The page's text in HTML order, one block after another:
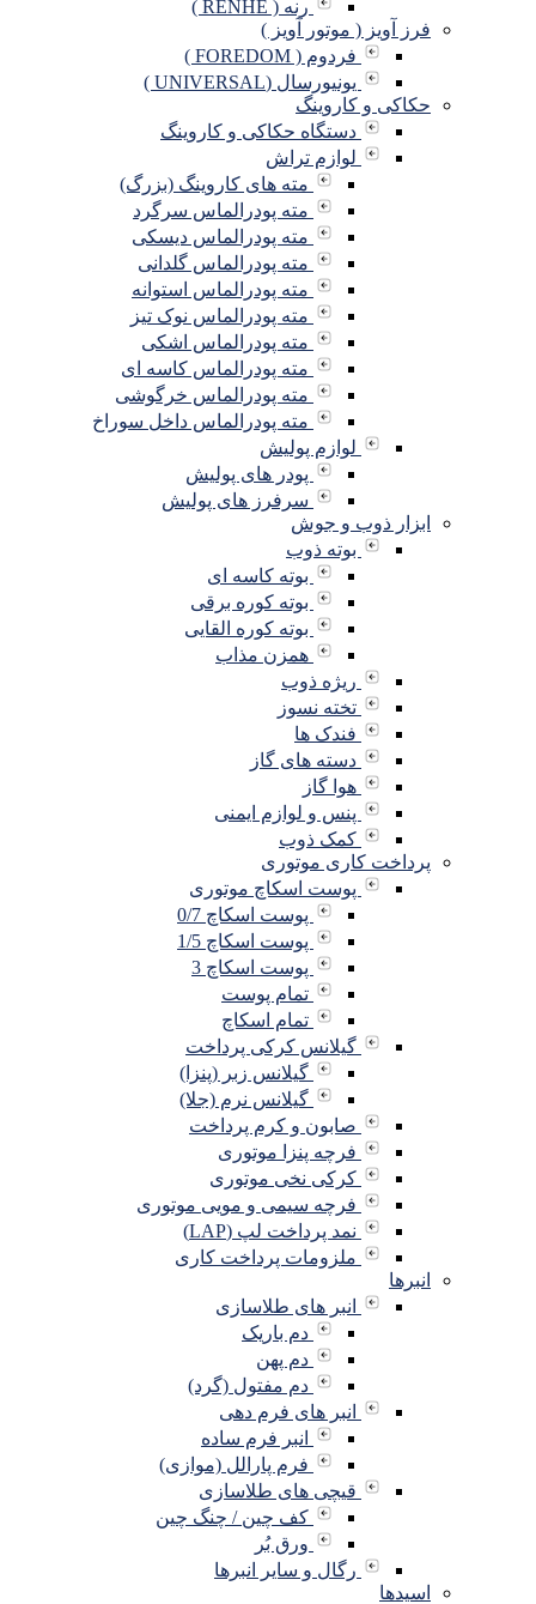
رنه ( RENHE )
فرز آویز ( موتور آویز )
فردوم ( FOREDOM )
یونیورسال (UNIVERSAL )
حکاکی و کاروینگ
دستگاه حکاکی و کاروینگ
لوازم تراش
مته های کاروینگ (بزرگ)
مته پودرالماس سرگرد
مته پودرالماس دیسکی
مته پودرالماس گلدانی
مته پودرالماس استوانه
مته پودرالماس نوک تیز
مته پودرالماس اشکی
مته پودرالماس کاسه ای
مته پودرالماس خرگوشی
مته پودرالماس داخل سوراخ
لوازم پولیش
پودر های پولیش
سرفرز های پولیش
ابزار ذوب و جوش
بوته ذوب
بوته کاسه ای
بوته کوره برقی
بوته کوره القایی
همزن مذاب
ریژه ذوب
تخته نسوز
فندک ها
دسته های گاز
هوا گاز
پنس و لوازم ایمنی
کمک ذوب
پرداخت کاری موتوری
پوست اسکاچ موتوری
پوست اسکاچ 0/7
پوست اسکاچ 1/5
پوست اسکاچ 3
تمام پوست
تمام اسکاچ
گیلانس کرکی پرداخت
گیلانس زبر (پنزا)
گیلانس نرم (جلا)
صابون و کرم پرداخت
فرچه پنزا موتوری
کرکی نخی موتوری
فرچه سیمی و مویی موتوری
نمد پرداخت لپ (LAP)
ملزومات پرداخت کاری
انبرها
انبر های طلاسازی
دم باریک
دم پهن
دم مفتول (گرد)
انبر های فرم دهی
انبر فرم ساده
فرم پارالل (موازی)
قیچی های طلاسازی
کف چین / چنگ چین
ورق بُر
رگال و سایر انبرها
اسیدها